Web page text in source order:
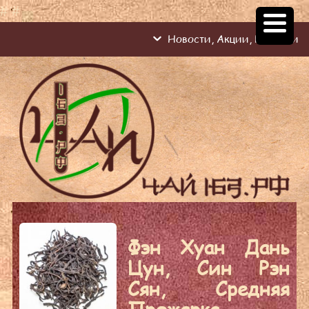
# #
Новости, Акции, Новинки
Фэн Хуан Дань
Цун, Син Рэн
Сян, Cредняя